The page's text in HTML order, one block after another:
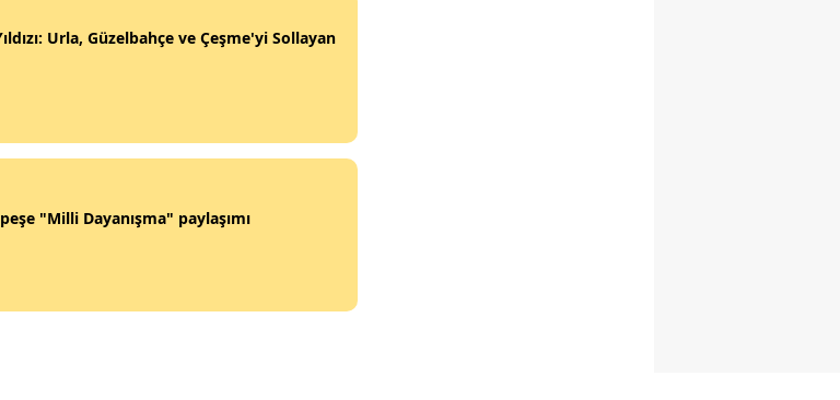
Kahramanmaraş
Urla, Güzelbahçe ve Çeşme'yi Sollayan
"Milli Dayanışma" paylaşımı